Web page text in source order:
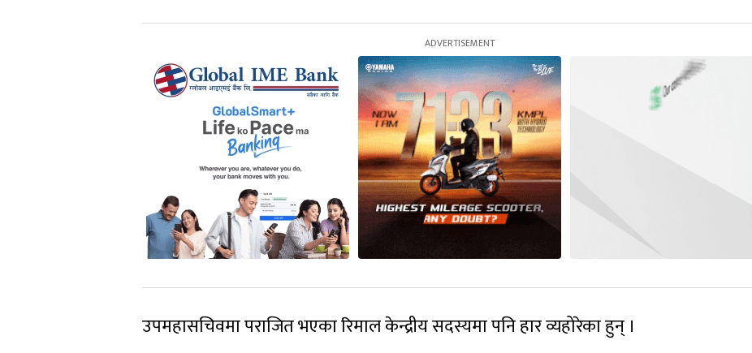
उपमहासचिवमा पराजित भएका रिमाल केन्द्रीय सदस्यमा पनि हार व्यहोरेका हुन् ।